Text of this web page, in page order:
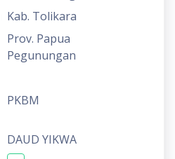
Kab. Tolikara
Prov. Papua
Pegunungan
PKBM
DAUD YIKWA